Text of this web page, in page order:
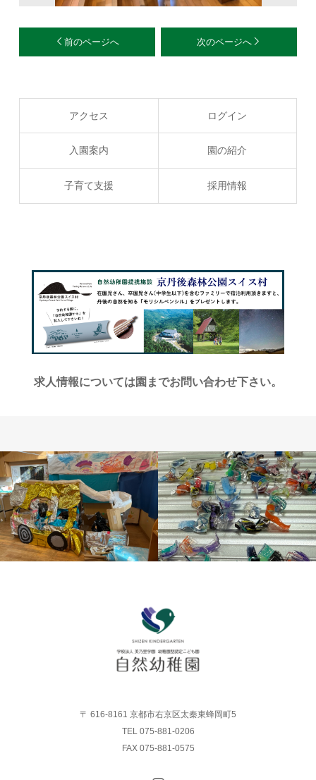
前のページへ 次のページへ
アクセス ログイン
入園案内 園の紹介
子育て支援 採用情報
求人情報については園までお問い合わせ下さい。
〒 616-8161 京都市右京区太秦東蜂岡町5
TEL 075-881-0206
FAX 075-881-0575